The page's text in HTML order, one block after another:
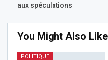
aux spéculations
You Might Also Like
POLITIQUE